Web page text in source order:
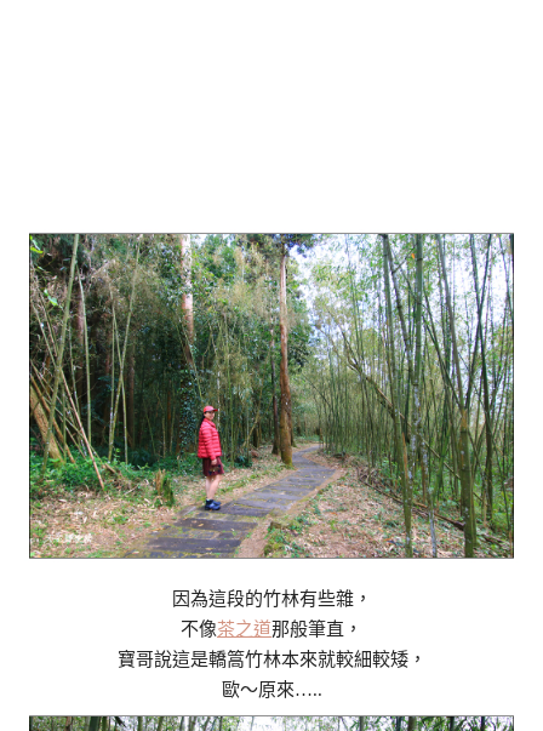
因為這段的竹林有些雜，
不像茶之道那般筆直，
寶哥說這是轎篙竹林本來就較細較矮，
歐～原來…..